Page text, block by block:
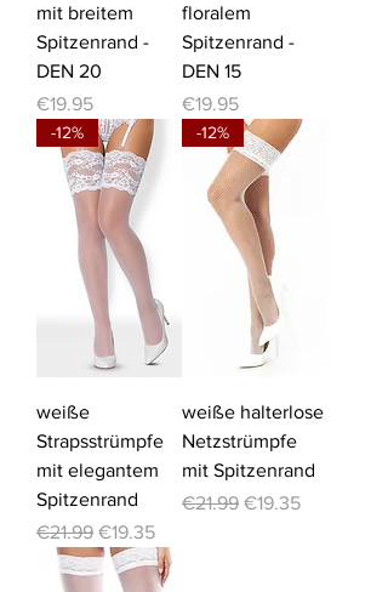
mit breitem
Spitzenrand -
DEN 20
Price
€19.95
floralem
Spitzenrand -
DEN 15
Price
€19.95
-12%
weiße
Strapsstrümpfe
mit elegantem
Spitzenrand
Regular Price
€21.99 Sale Price
€19.35
-12%
weiße halterlose
Netzstrümpfe
mit Spitzenrand
Regular Price
€21.99 Sale Price
€19.35